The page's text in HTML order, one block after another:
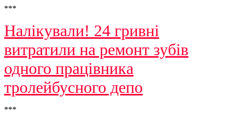
***
Налікували! 24 гривні
витратили на ремонт зубів
одного працівника
тролейбусного депо
***